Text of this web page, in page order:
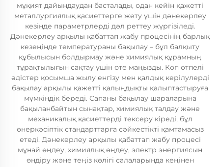
мұқият дайындаудан басталады, одан кейін қажетті
металлургиялық қасиеттерге жету үшін дәнекерлеу
кезінде параметрлерді дәл реттеу жүргізіледі.
Дәнекерлеу арқылы қабаттап жабу процесінің барлық
кезеңінде температураны бақылау – бұл балқыту
құбылысын болдырмау және химиялық құрамның
тұрақтылығын сақтау үшін өте маңызды. Көп өтпелі
әдістер қосымша жылу енгізу мен қалдық керілулерді
бақылау арқылы қажетті қалыңдықты қалыптастыруға
мүмкіндік береді. Сапаны бақылау шараларына
бақыланбайтын сынақтар, химиялық талдау және
механикалық қасиеттерді тексеру кіреді, бұл
өнеркәсіптік стандарттарға сәйкестікті қамтамасыз
етеді. Дәнекерлеу арқылы қабаттап жабу процесі
мұнай өңдеу, химиялық өңдеу, электр энергиясын
өндіру және теңіз көлігі салаларында кеңінен